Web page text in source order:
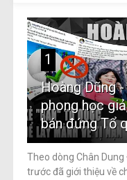
1
Hoàng Dũng
phong học
bán đứng Tổ
Theo dòng Chân
trước đã giới thiệu về